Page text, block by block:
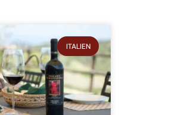
ITALIEN